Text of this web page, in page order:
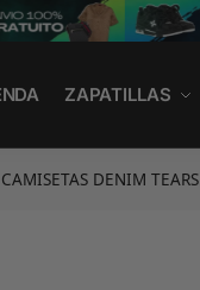
ZAPATILLAS
CAMISETAS DENIM TEARS